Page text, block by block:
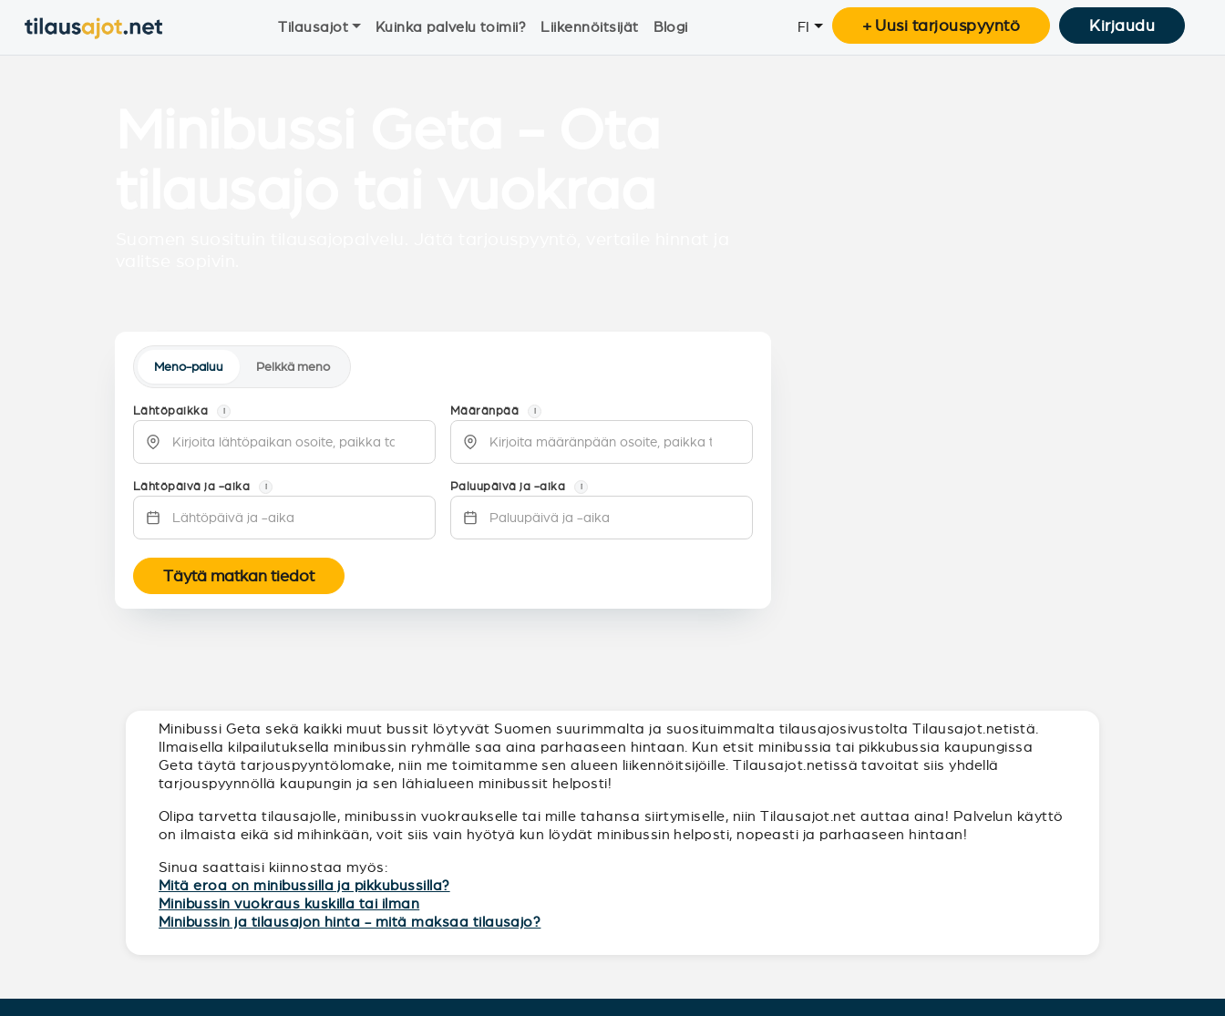
Tilausajot Kuinka palvelu toimii? Liikennöitsijät Blogi FI + Uusi tarjouspyyntö Kirjaudu
Meno-paluu Pelkkä meno
Lähtöpaikka i Määränpää i
Lähtöpäivä ja -aika i Paluupäivä ja -aika i
Täytä matkan tiedot
Minibussi Geta sekä kaikki muut bussit löytyvät Suomen suurimmalta ja suosituimmalta tilausajosivustolta Tilausajot.netistä.
Ilmaisella kilpailutuksella minibussin ryhmälle saa aina parhaaseen hintaan. Kun etsit minibussia tai pikkubussia kaupungissa
Geta täytä tarjouspyyntölomake, niin me toimitamme sen alueen liikennöitsijöille. Tilausajot.netissä tavoitat siis yhdellä
tarjouspyynnöllä kaupungin ja sen lähialueen minibussit helposti!
Olipa tarvetta tilausajolle, minibussin vuokraukselle tai mille tahansa siirtymiselle, niin Tilausajot.net auttaa aina! Palvelun käyttö
on ilmaista eikä sid mihinkään, voit siis vain hyötyä kun löydät minibussin helposti, nopeasti ja parhaaseen hintaan!
Sinua saattaisi kiinnostaa myös:
Mitä eroa on minibussilla ja pikkubussilla?
Minibussin vuokraus kuskilla tai ilman
Minibussin ja tilausajon hinta - mitä maksaa tilausajo?